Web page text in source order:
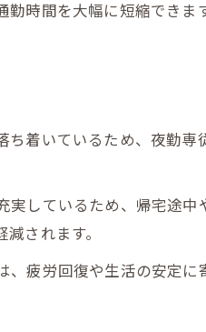
時間を大幅に短縮でき
着いているため、夜勤
しているため、帰宅途
されます。
疲労回復や生活の安定